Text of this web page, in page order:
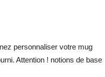
personnaliser votre mug
Attention ! notions de base